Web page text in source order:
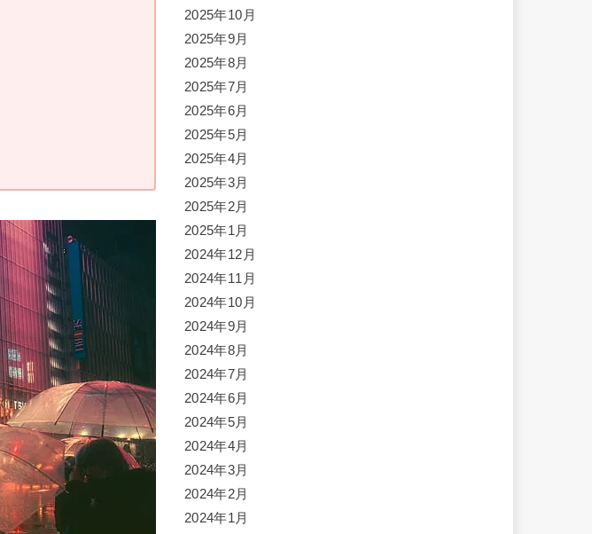
2025年10月
2025年9月
2025年8月
2025年7月
2025年6月
2025年5月
2025年4月
2025年3月
2025年2月
2025年1月
2024年12月
2024年11月
2024年10月
2024年9月
2024年8月
2024年7月
2024年6月
2024年5月
2024年4月
2024年3月
2024年2月
2024年1月